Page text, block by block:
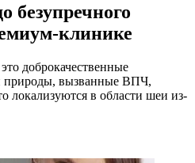
безупречного
клинике
доброкачественные
природы, вызванные ВПЧ,
локализуются в области шеи из-